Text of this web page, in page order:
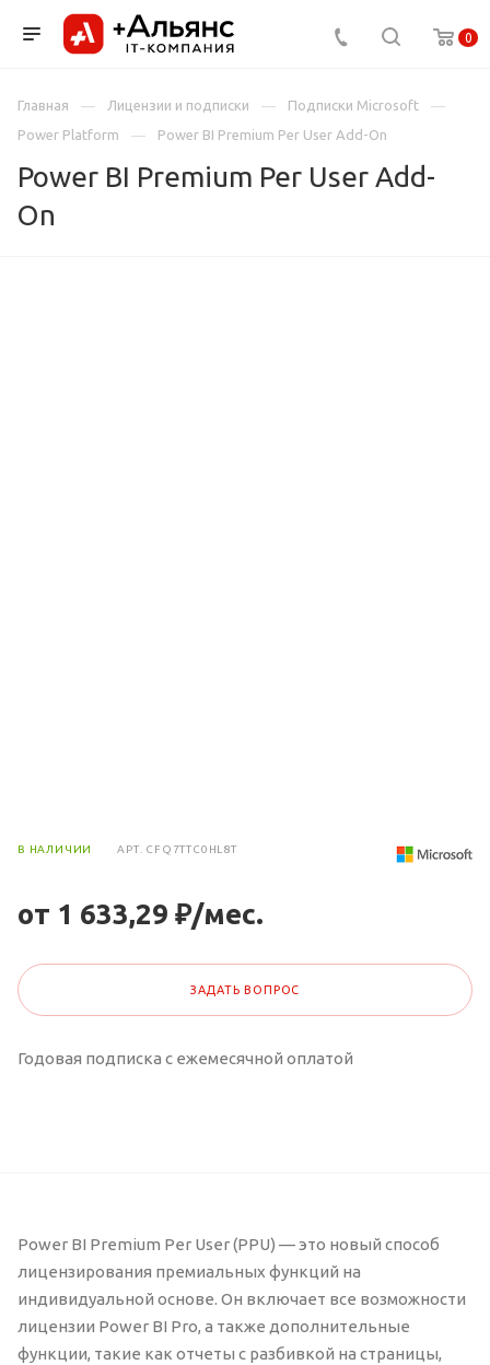
0
Главная Лицензии и подписки
Подписки Microsoft
Power Platform
Power BI Premium Per User Add-On
Power BI Premium Per User Add-
On
В НАЛИЧИИ АРТ. CFQ7TTC0HL8T
от 1 633,29 ₽/мес.
ЗАДАТЬ ВОПРОС
Годовая подписка с ежемесячной оплатой
Power BI Premium Per User (PPU) — это новый способ
лицензирования премиальных функций на
индивидуальной основе. Он включает все возможности
лицензии Power BI Pro, а также дополнительные
функции, такие как отчеты с разбивкой на страницы,